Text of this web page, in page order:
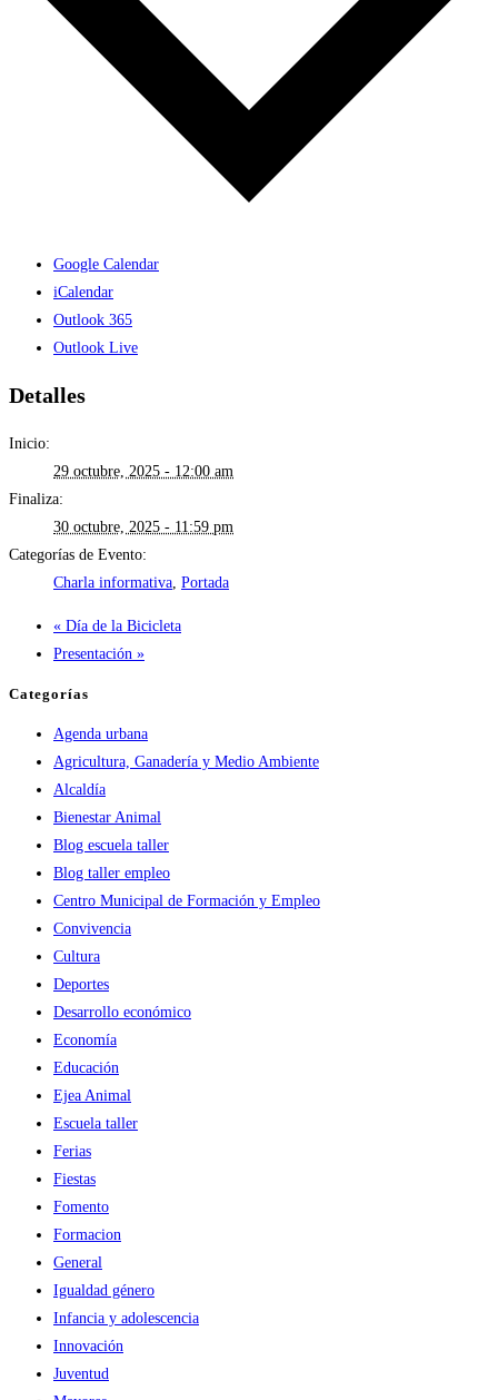
Google Calendar
iCalendar
Outlook 365
Outlook Live
Detalles
Inicio:
29 octubre, 2025 - 12:00 am
Finaliza:
30 octubre, 2025 - 11:59 pm
Categorías de Evento:
Charla informativa Portada
« Día de la Bicicleta
Presentación »
Categorías
Agenda urbana
Agricultura, Ganadería y Medio Ambiente
Alcaldía
Bienestar Animal
Blog escuela taller
Blog taller empleo
Centro Municipal de Formación y Empleo
Convivencia
Cultura
Deportes
Desarrollo económico
Economía
Educación
Ejea Animal
Escuela taller
Ferias
Fiestas
Fomento
Formacion
General
Igualdad género
Infancia y adolescencia
Innovación
Juventud